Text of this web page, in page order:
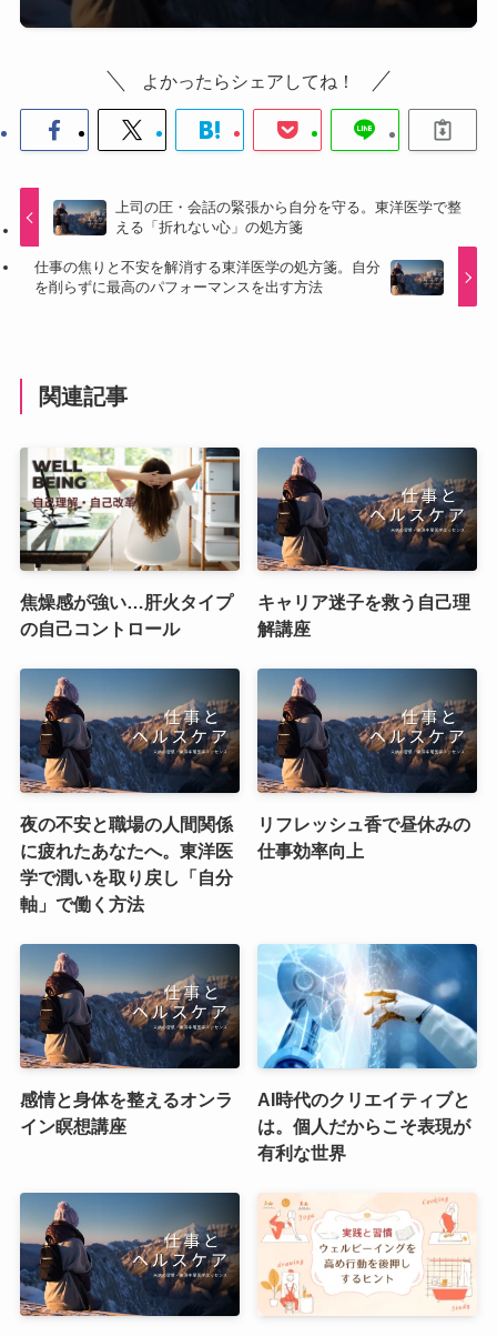
よかったらシェアしてね！
上司の圧・会話の緊張から自分を守る。東洋医学で整
える「折れない心」の処方箋
仕事の焦りと不安を解消する東洋医学の処方箋。自分
を削らずに最高のパフォーマンスを出す方法
関連記事
焦燥感が強い…肝火タイプ
の自己コントロール
キャリア迷子を救う自己理
解講座
夜の不安と職場の人間関係
に疲れたあなたへ。東洋医
学で潤いを取り戻し「自分
軸」で働く方法
リフレッシュ香で昼休みの
仕事効率向上
感情と身体を整えるオンラ
イン瞑想講座
AI時代のクリエイティブと
は。個人だからこそ表現が
有利な世界